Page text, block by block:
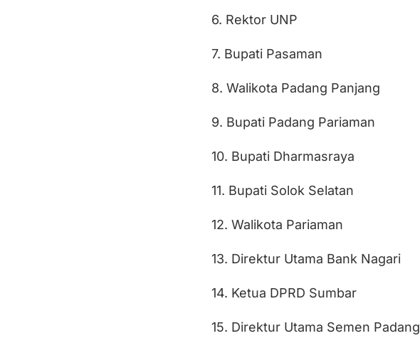
6. Rektor UNP
7. Bupati Pasaman
8. Walikota Padang Panjang
9. Bupati Padang Pariaman
10. Bupati Dharmasraya
11. Bupati Solok Selatan
12. Walikota Pariaman
13. Direktur Utama Bank Nagari
14. Ketua DPRD Sumbar
15. Direktur Utama Semen Padang